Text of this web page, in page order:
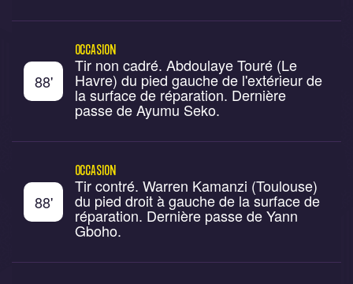
88'
OCCASION
Tir non cadré. Abdoulaye Touré (Le
Havre) du pied gauche de l'extérieur de
la surface de réparation. Dernière
passe de Ayumu Seko.
88'
OCCASION
Tir contré. Warren Kamanzi (Toulouse)
du pied droit à gauche de la surface de
réparation. Dernière passe de Yann
Gboho.